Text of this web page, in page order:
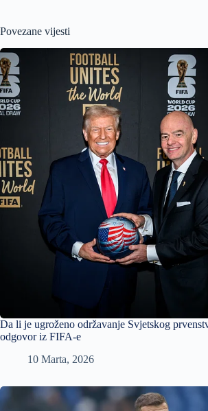
Povezane vijesti
Da li je ugroženo održavanje Svjetskog
odgovor iz FIFA-e
10 Marta, 2026